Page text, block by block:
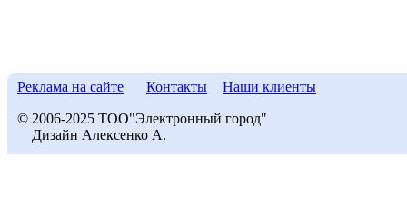
Реклама на сайте Контакты Наши клиенты
© 2006-2025 ТОО"Электронный город"
Дизайн Алексенко А.